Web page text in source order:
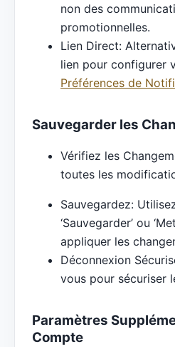
non des
promotionnelles.
Lien Direct:
lien pour configurer
Préférences de
Sauvegarder les
Vérifiez les
toutes les
Sauvegardez:
‘Sauvegarder’ ou
appliquer les
Déconnexion
vous pour sécuriser
Paramètres
Compte